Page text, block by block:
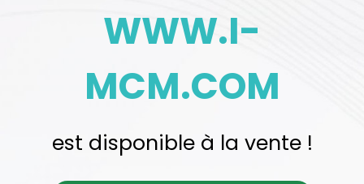
WWW.I-
MCM.COM
est disponible à la vente !